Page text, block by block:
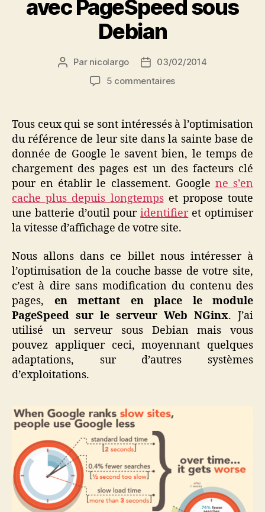
avec PageSpeed sous
Debian
Auteur
l’article
Par nicolargo
Date
de
03/02/2014
5 commentairessur
NGinx
avec
PageSpeed
sous
Debian
Tous ceux qui se sont intéressés à l’optimisation
du référence de leur site dans la sainte base de
donnée de Google le savent bien, le temps de
chargement des pages est un des facteurs clé
pour en établir le classement. Google ne s’en
cache plus depuis longtempset propose toute
une batterie d’outil pouridentifieret optimiser
la vitesse d’affichage de votre site.
Nous allons dans ce billet nous intéresser à
l’optimisation de la couche basse de votre site,
c’est à dire sans modification du contenu des
pages, en mettant en place le module
PageSpeed sur le serveur Web NGinx. J’ai
utilisé un serveur sous Debian mais vous
pouvez appliquer ceci, moyennant quelques
adaptations, sur d’autres systèmes
d’exploitations.